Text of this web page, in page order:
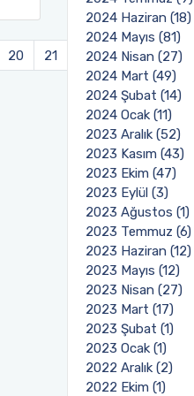
20 21 22 23 24
2024 Haziran (18)
2024 Mayıs (81)
2024 Nisan (27)
2024 Mart (49)
2024 Şubat (14)
2024 Ocak (11)
2023 Aralık (52)
2023 Kasım (43)
2023 Ekim (47)
2023 Eylül (3)
2023 Ağustos (1)
2023 Temmuz (6)
2023 Haziran (12)
2023 Mayıs (12)
2023 Nisan (27)
2023 Mart (17)
2023 Şubat (1)
2023 Ocak (1)
2022 Aralık (2)
2022 Ekim (1)